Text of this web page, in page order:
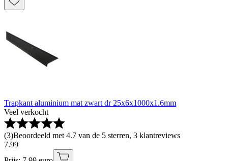
Trapkant aluminium mat zwart dr 25x6x1000x1.6mm
Veel verkocht
(3)Beoordeeld met 4.7 van de 5 sterren, 3 klantreviews
7.99